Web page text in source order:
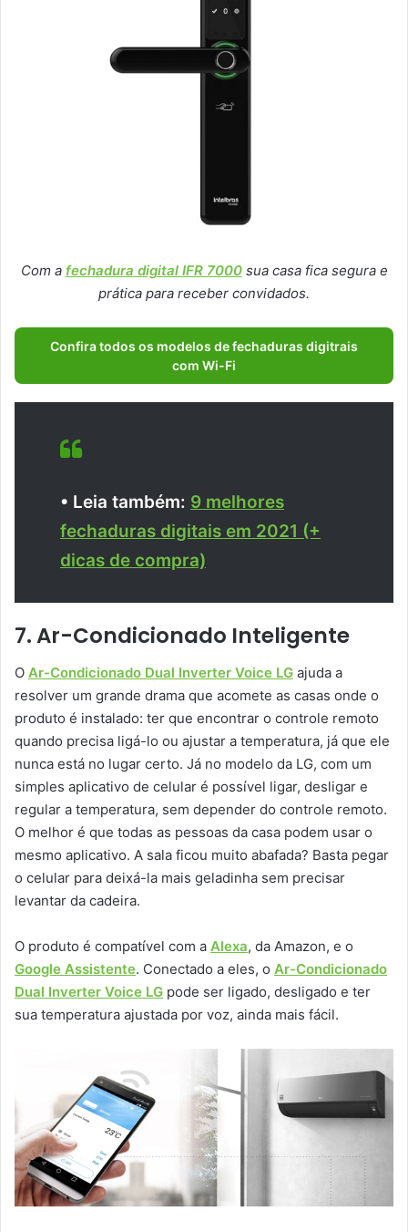
Com a fechadura digital IFR 7000sua casa fica segura e
prática para receber convidados.
Confira todos os modelos de fechaduras digitrais
com Wi-Fi
• Leia também: 9 melhores
fechaduras digitais em 2021 (+
dicas de compra)
7. Ar-Condicionado Inteligente
O Ar-Condicionado Dual Inverter Voice LG ajuda a
resolver um grande drama que acomete as casas onde o
produto é instalado: ter que encontrar o controle remoto
quando precisa ligá-lo ou ajustar a temperatura, já que ele
nunca está no lugar certo. Já no modelo da LG, com um
simples aplicativo de celular é possível ligar, desligar e
regular a temperatura, sem depender do controle remoto.
O melhor é que todas as pessoas da casa podem usar o
mesmo aplicativo. A sala ficou muito abafada? Basta pegar
o celular para deixá-la mais geladinha sem precisar
levantar da cadeira.
O produto é compatível com a Alexa, da Amazon, e o
Google Assistente. Conectado a eles, o Ar-Condicionado
Dual Inverter Voice LG pode ser ligado, desligado e ter
sua temperatura ajustada por voz, ainda mais fácil.